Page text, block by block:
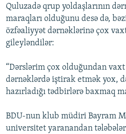
Quluzadə qrup yoldaşlarının
maraqları olduğunu desə də,
özfəaliyyət dərnəklərinə çox
gileyləndilər:
“Dərslərim çox olduğundan vaxt
dərnəklərdə iştirak etmək yox,
hazırladığı tədbirlərə baxmaq
BDU-nun klub müdiri Bayram
universitet yaranandan